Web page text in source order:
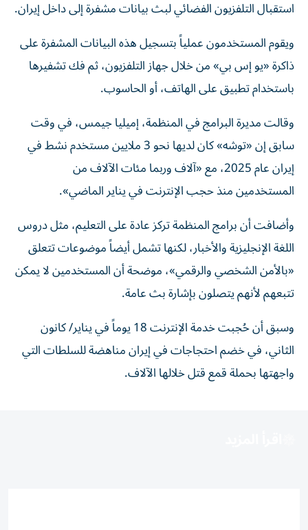
استقبال التلفزيون الفضائي لبث بيانات مشفرة إلى داخل إيران.
ويقوم المستخدمون عملياً بتسجيل هذه البيانات المشفرة على
ذاكرة «يو إس بي» من خلال جهاز التلفزيون، ثم فك تشفيرها
باستخدام تطبيق على الهاتف، أو الحاسوب.
وقالت مديرة البرامج في المنظمة، إميليا جيمس، في وقت
سابق إن «توشه» كان لديها نحو 3 ملايين مستخدم نشط في
إيران عام 2025، مع «آلاف وربما مئات الآلاف من
المستخدمين منذ حجب الإنترنت في يناير الماضي».
وأضافت أن برامج المنظمة تركز عادة على التعليم، مثل دروس
اللغة الإنجليزية والأخبار، لكنها تشمل أيضاً موضوعات تتعلق
«بالأمن الشخصي والرقمي»، موضحة أن المستخدمين لا يمكن
تتبعهم لأنهم يتصلون بإشارة بث عامة.
وسبق أن حُجبت خدمة الإنترنت 18 يوماً في يناير/ كانون
الثاني، في خضم احتجاجات في إيران مناهضة للسلطات التي
واجهتها بحملة قمع قتل خلالها الآلاف.